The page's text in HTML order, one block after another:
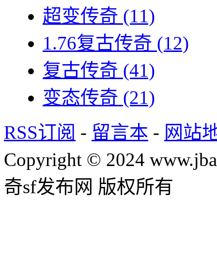
超变传奇 (11)
1.76复古传奇 (12)
复古传奇 (41)
变态传奇 (21)
RSS订阅 - 留言本 - 网站
Copyright © 2024
奇sf发布网 版权所有